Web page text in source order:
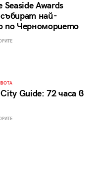
Seaside Awards
най-
по Черноморието
Guide: 72 часа в